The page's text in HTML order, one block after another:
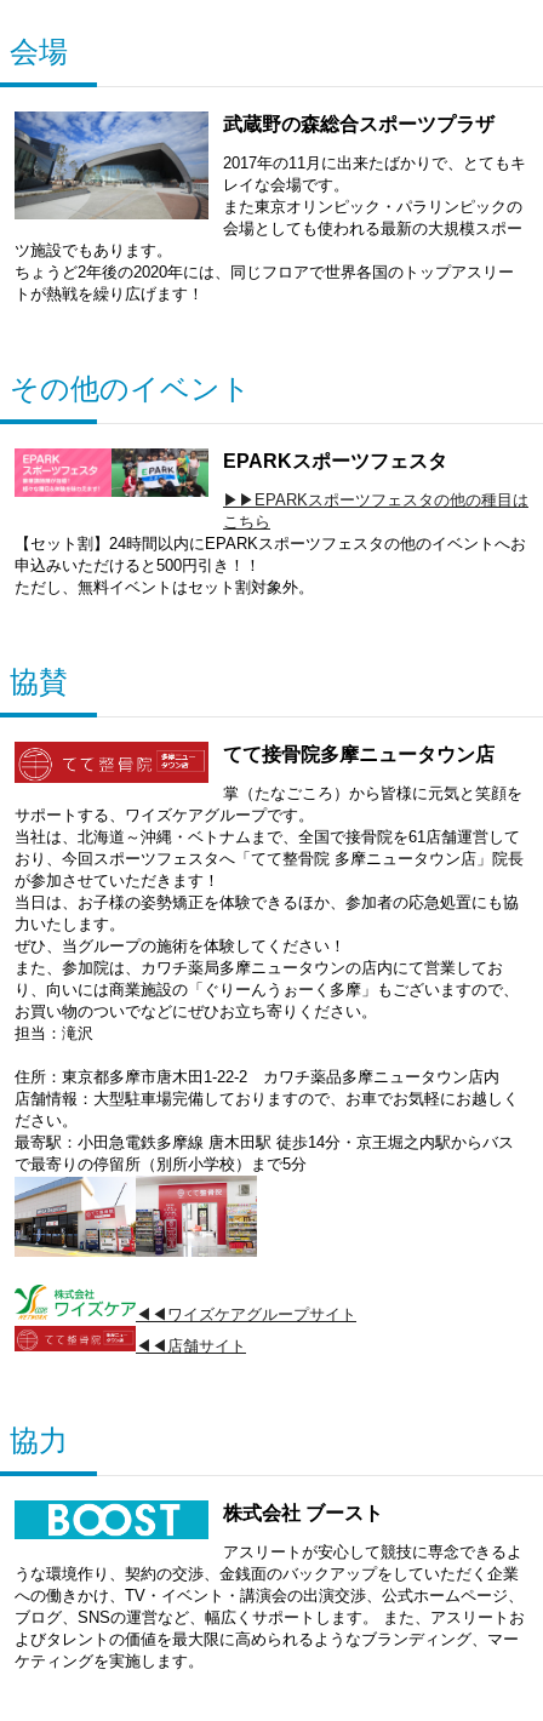
会場
武蔵野の森総合スポーツプラザ
2017年の11月に出来たばかりで、とてもキ
レイな会場です。
また東京オリンピック・パラリンピックの
会場としても使われる最新の大規模スポー
ツ施設でもあります。
ちょうど2年後の2020年には、同じフロアで世界各国のトップアスリー
トが熱戦を繰り広げます！
その他のイベント
EPARKスポーツフェスタ
▶▶EPARKスポーツフェスタの他の種目は
こちら
【セット割】24時間以内にEPARKスポーツフェスタの他のイベントへお
申込みいただけると500円引き！！
ただし、無料イベントはセット割対象外。
協賛
てて接骨院多摩ニュータウン店
掌（たなごころ）から皆様に元気と笑顔を
サポートする、ワイズケアグループです。
当社は、北海道～沖縄・ベトナムまで、全国で接骨院を61店舗運営して
おり、今回スポーツフェスタへ「てて整骨院 多摩ニュータウン店」院長
が参加させていただきます！
当日は、お子様の姿勢矯正を体験できるほか、参加者の応急処置にも協
力いたします。
ぜひ、当グループの施術を体験してください！
また、参加院は、カワチ薬局多摩ニュータウンの店内にて営業してお
り、向いには商業施設の「ぐりーんうぉーく多摩」もございますので、
お買い物のついでなどにぜひお立ち寄りください。
担当：滝沢
住所：東京都多摩市唐木田1-22-2 カワチ薬品多摩ニュータウン店内
店舗情報：大型駐車場完備しておりますので、お車でお気軽にお越しく
ださい。
最寄駅：小田急電鉄多摩線 唐木田駅 徒歩14分・京王堀之内駅からバス
で最寄りの停留所（別所小学校）まで5分
◀◀ワイズケアグループサイト
◀◀店舗サイト
協力
株式会社 ブースト
アスリートが安心して競技に専念できるよ
うな環境作り、契約の交渉、金銭面のバックアップをしていただく企業
への働きかけ、TV・イベント・講演会の出演交渉、公式ホームページ、
ブログ、SNSの運営など、幅広くサポートします。 また、アスリートお
よびタレントの価値を最大限に高められるようなブランディング、マー
ケティングを実施します。